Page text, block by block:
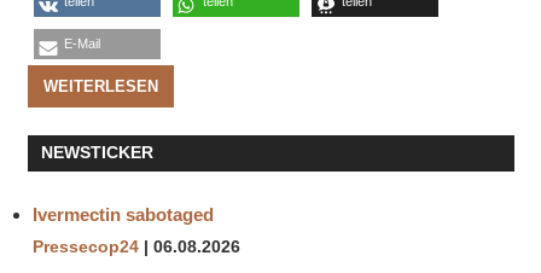
E-Mail
WEITERLESEN
NEWSTICKER
Ivermectin sabotaged
Pressecop24 06.08.2026